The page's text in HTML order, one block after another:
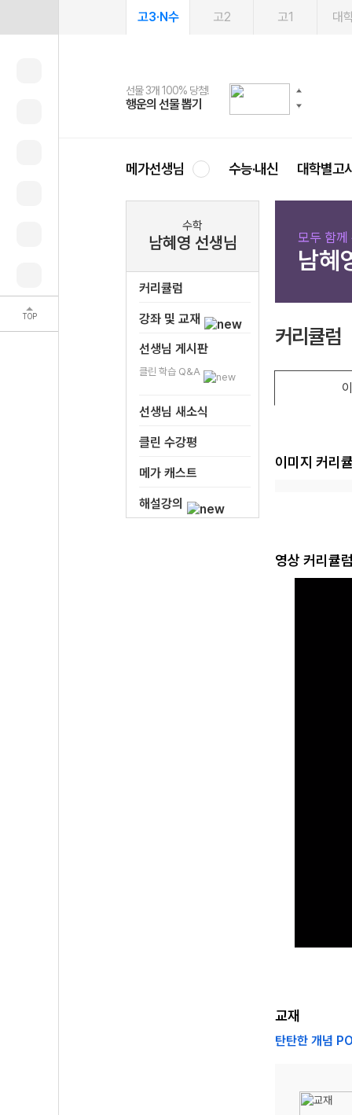
TOP
고3·N수 고2 고1 대
선물 3개 100% 당첨!
행운의 선물 뽑기
선물 100% 증정!
메가스터디 X 올리브
여름방학 스터디 캐시백
메가런 썸머스쿨
2027 러셀 단과
강사 공개선발
스마트러닝앱
설문 EVENT
메가패스
3일 무료 체험권
메가패스 수강생 무료혜택!
메가클럽 멤버십
사회공헌 캠페인
희망이룸 메가나눔
메가선생님 수능·내신 대학별고
수학
남혜영 선생님
커리큘럼
강좌 및 교재
선생님 게시판
클린 학습 Q&A
선생님 새소식
클린 수강평
메가 캐스트
해설강의
모두 함께
남혜
커리큘럼
이미지 커리
영상 커리큘
교재
탄탄한 개념